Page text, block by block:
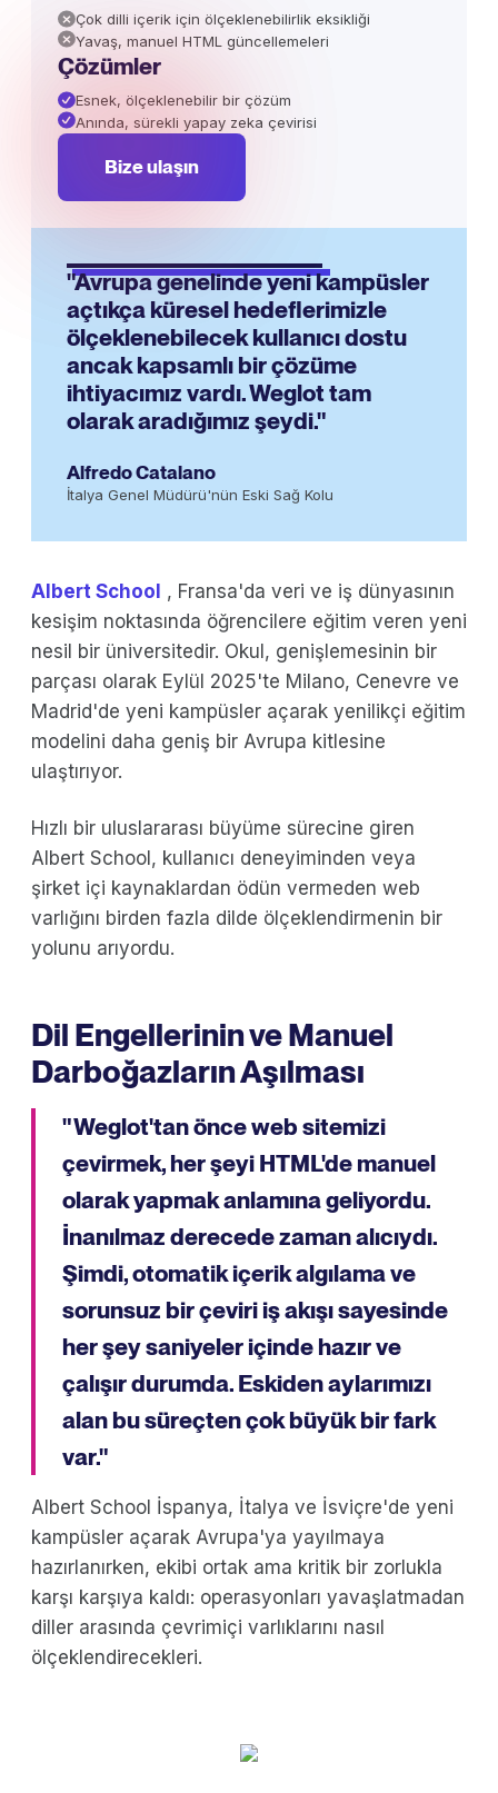
Çok dilli içerik için ölçeklenebilirlik eksikliği
Yavaş, manuel HTML güncellemeleri
Çözümler
Esnek, ölçeklenebilir bir çözüm
Anında, sürekli yapay zeka çevirisi
Bize ulaşın
"Avrupa genelinde yeni kampüsler
açtıkça küresel hedeflerimizle
ölçeklenebilecek kullanıcı dostu
ancak kapsamlı bir çözüme
ihtiyacımız vardı. Weglot tam
olarak aradığımız şeydi."
Alfredo Catalano
İtalya Genel Müdürü'nün Eski Sağ Kolu
Albert School , Fransa'da veri ve iş dünyasının
kesişim noktasında öğrencilere eğitim veren yeni
nesil bir üniversitedir. Okul, genişlemesinin bir
parçası olarak Eylül 2025'te Milano, Cenevre ve
Madrid'de yeni kampüsler açarak yenilikçi eğitim
modelini daha geniş bir Avrupa kitlesine
ulaştırıyor.
Hızlı bir uluslararası büyüme sürecine giren
Albert School, kullanıcı deneyiminden veya
şirket içi kaynaklardan ödün vermeden web
varlığını birden fazla dilde ölçeklendirmenin bir
yolunu arıyordu.
Dil Engellerinin ve Manuel
Darboğazların Aşılması
" Weglot'tan önce web sitemizi
çevirmek, her şeyi HTML'de manuel
olarak yapmak anlamına geliyordu.
İnanılmaz derecede zaman alıcıydı.
Şimdi, otomatik içerik algılama ve
sorunsuz bir çeviri iş akışı sayesinde
her şey saniyeler içinde hazır ve
çalışır durumda. Eskiden aylarımızı
alan bu süreçten çok büyük bir fark
var."
Albert School İspanya, İtalya ve İsviçre'de yeni
kampüsler açarak Avrupa'ya yayılmaya
hazırlanırken, ekibi ortak ama kritik bir zorlukla
karşı karşıya kaldı: operasyonları yavaşlatmadan
diller arasında çevrimiçi varlıklarını nasıl
ölçeklendirecekleri.